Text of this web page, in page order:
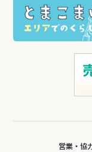
営業・協